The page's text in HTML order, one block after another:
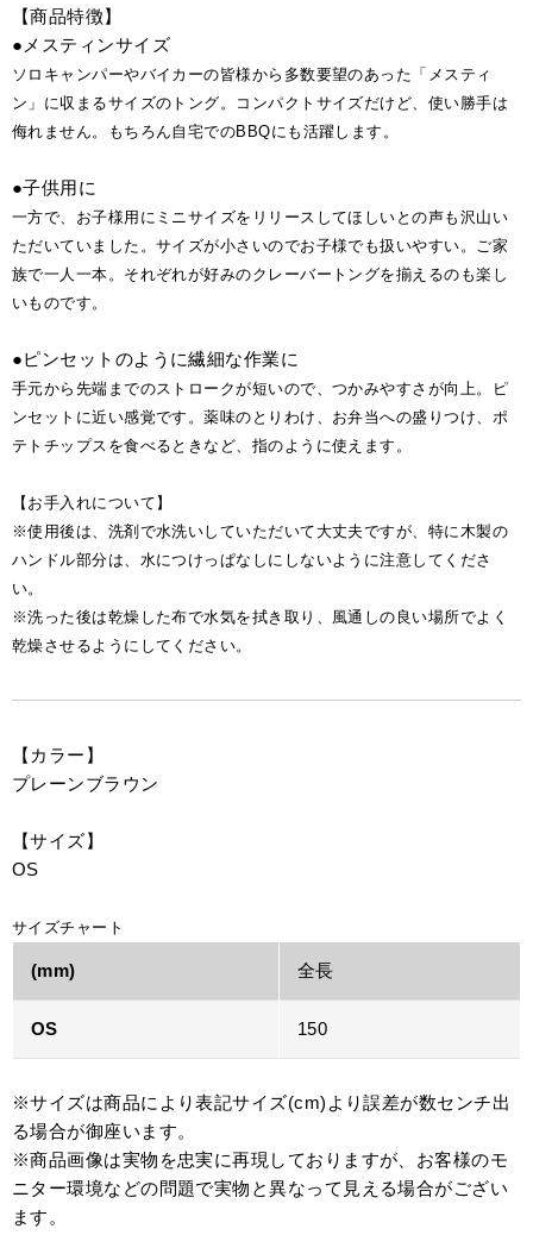
【商品特徴】
●メスティンサイズ
ソロキャンパーやバイカーの皆様から多数要望のあった「メスティ
ン」に収まるサイズのトング。コンパクトサイズだけど、使い勝手は
侮れません。もちろん自宅でのBBQにも活躍します。
●子供用に
一方で、お子様用にミニサイズをリリースしてほしいとの声も沢山い
ただいていました。サイズが小さいのでお子様でも扱いやすい。ご家
族で一人一本。それぞれが好みのクレーバートングを揃えるのも楽し
いものです。
●ピンセットのように繊細な作業に
手元から先端までのストロークが短いので、つかみやすさが向上。ピ
ンセットに近い感覚です。薬味のとりわけ、お弁当への盛りつけ、ポ
テトチップスを食べるときなど、指のように使えます。
【お手入れについて】
※使用後は、洗剤で水洗いしていただいて大丈夫ですが、特に木製の
ハンドル部分は、水につけっぱなしにしないように注意してくださ
い。
※洗った後は乾燥した布で水気を拭き取り、風通しの良い場所でよく
乾燥させるようにしてください。
【カラー】
プレーンブラウン
【サイズ】
OS
サイズチャート
(mm) 全長
OS 150
※サイズは商品により表記サイズ(cm)より誤差が数センチ出
る場合が御座います。
※商品画像は実物を忠実に再現しておりますが、お客様のモ
ニター環境などの問題で実物と異なって見える場合がござい
ます。